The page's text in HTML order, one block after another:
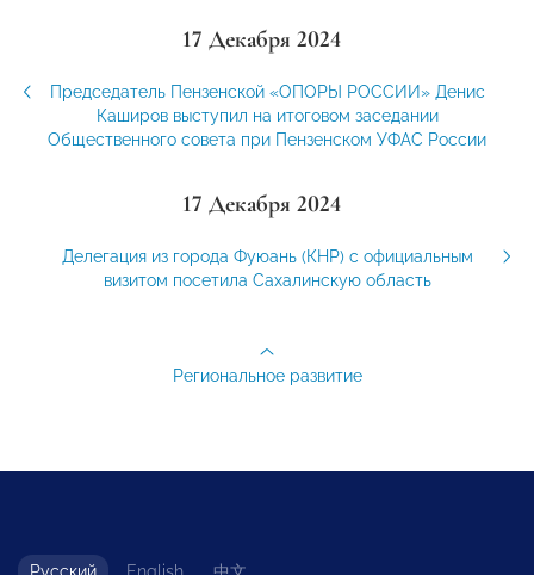
17 Декабря 2024
Председатель Пензенской «ОПОРЫ РОССИИ» Денис
Каширов выступил на итоговом заседании
Общественного совета при Пензенском УФАС России
17 Декабря 2024
Делегация из города Фуюань (КНР) с официальным
визитом посетила Сахалинскую область
Региональное развитие